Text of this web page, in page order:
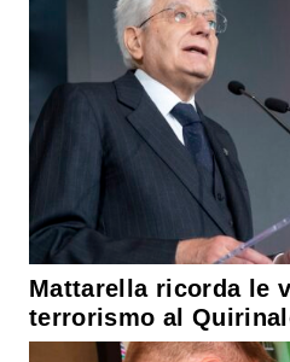
Mattarella ricorda le
terrorismo al